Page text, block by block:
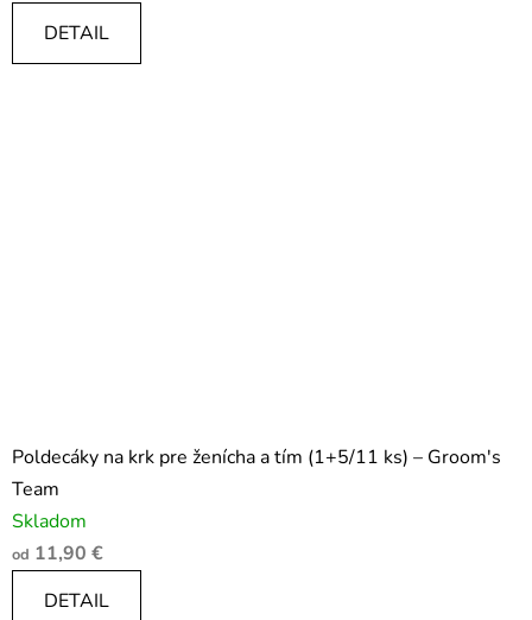
DETAIL
Poldecáky na krk pre ženícha a tím (1+5/11 ks) – Groom's
Team
Skladom
od 11,90 €
DETAIL